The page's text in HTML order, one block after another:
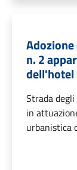
n. 2
Strada
in
urbanistica